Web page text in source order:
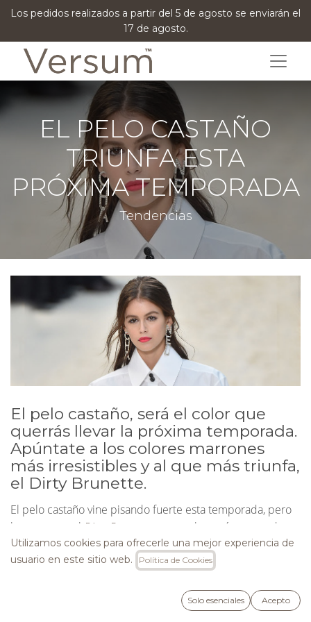
Los pedidos realizados a partir del 5 de agosto se enviarán el
17 de agosto.
EL PELO CASTAÑO
TRIUNFA ESTA
PRÓXIMA TEMPORADA
Tendencias
El pelo castaño, será el color que
querrás llevar la próxima temporada.
Apúntate a los colores marrones
más irresistibles y al que más triunfa,
el Dirty Brunette.
El pelo castaño vine pisando fuerte esta temporada, pero
hay un tono, el Dirty Brunette
que es el marrón que todas
quieren. Se trata de una base marrón matizada con
reflejos dorados cálidos. Este tono le permite tener toda la
de los tonos rubios, sin un gran mantenimiento.
Utilizamos cookies para ofrecerle una mejor experiencia de
usuario en este sitio web.
Política de Cookies
Solo esenciales Acepto